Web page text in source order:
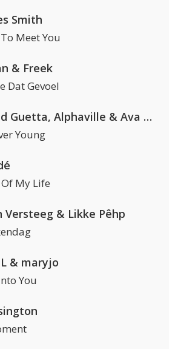
Smith
Meet You
& Freek
Dat Gevoel
David Guetta, Alphaville & Ava Max
Young
My Life
Versteeg & Likke Pêhp
& maryjo
You